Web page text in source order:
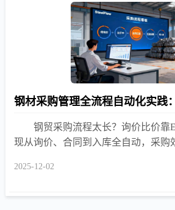
钢材采购管理全流程自动化实践
钢贸采购流程太长？询价比价靠
现从询价、合同到入库全自动，采购
2025-12-02